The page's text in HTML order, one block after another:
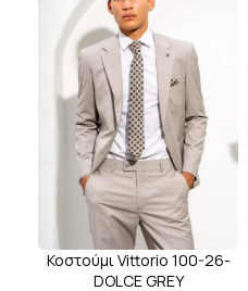
Κοστούμι Vittorio 100-26-
DOLCE GREY